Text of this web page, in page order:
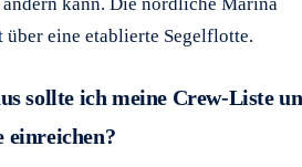
eine etablierte Segelflotte.
sollte ich meine Crew-Liste
einreichen?